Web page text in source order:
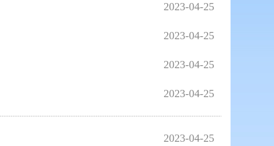
2023-04-25
2023-04-25
2023-04-25
2023-04-25
2023-04-25